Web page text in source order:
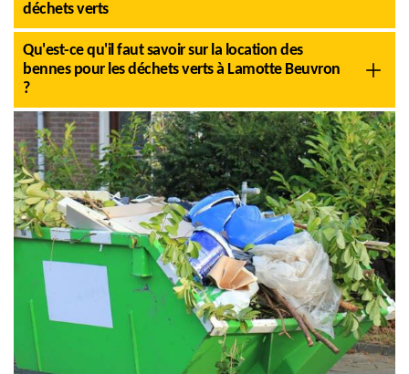
déchets verts
Qu'est-ce qu'il faut savoir sur la location des
bennes pour les déchets verts à Lamotte Beuvron
?